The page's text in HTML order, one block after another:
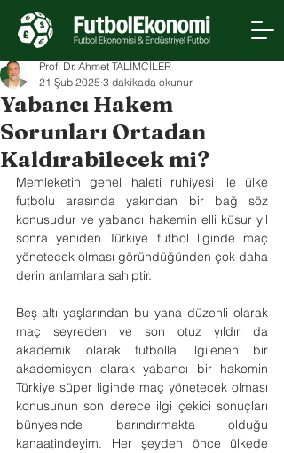
Yabancı Hakem
Sorunları Ortadan
Kaldırabilecek mi?
Prof. Dr. Ahmet TALİMCİLER
21 Şub 2025 3 dakikada okunur
Memleketin genel haleti ruhiyesi ile ülke
futbolu arasında yakından bir bağ söz
konusudur ve yabancı hakemin elli küsur yıl
sonra yeniden Türkiye futbol liginde maç
yönetecek olması göründüğünden çok daha
derin anlamlara sahiptir.
Beş-altı yaşlarından bu yana düzenli olarak
maç seyreden ve son otuz yıldır da
akademik olarak futbolla ilgilenen bir
akademisyen olarak yabancı bir hakemin
Türkiye süper liginde maç yönetecek olması
konusunun son derece ilgi çekici sonuçları
bünyesinde barındırmakta olduğu
kanaatindeyim. Her şeyden önce ülkede